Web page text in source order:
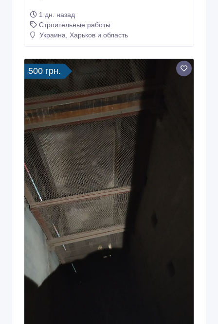
1 дн. назад
Строительные работы
Украина, Харьков и область
500 грн.